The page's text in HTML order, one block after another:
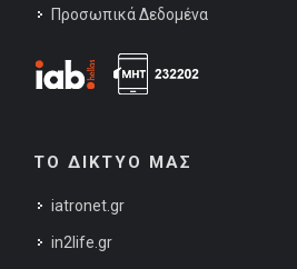
Προσωπικά Δεδομένα
ΤΟ ΔΙΚΤΥΟ ΜΑΣ
iatronet.gr
in2life.gr